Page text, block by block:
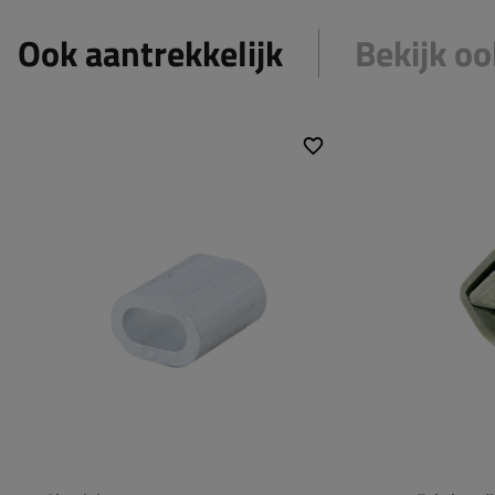
Ook aantrekkelijk Bekijk